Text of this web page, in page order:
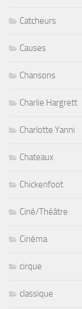
Catcheurs
Causes
Chansons
Charlie Hargrett
Charlotte Yanni
Chateaux
Chickenfoot
Ciné/Théâtre
Cinéma
cirque
classique